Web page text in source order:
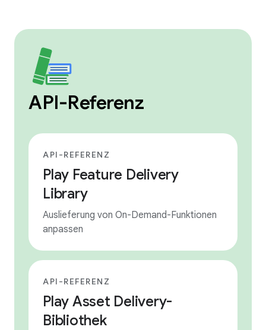
API-Referenz
API-REFERENZ
Play Feature Delivery
Library
Auslieferung von On-Demand-Funktionen
anpassen
API-REFERENZ
Play Asset Delivery-
Bibliothek